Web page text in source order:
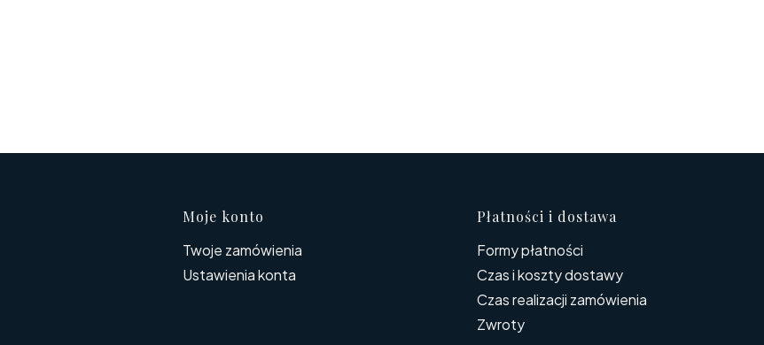
Linki w stopce
Moje konto
Twoje zamówienia
Ustawienia konta
Płatności i dostawa
Formy płatności
Czas i koszty dostawy
Czas realizacji zamówienia
Zwroty